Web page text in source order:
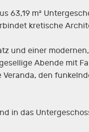
63,19 m²
kretische
und einer
Abende mit
den
in das